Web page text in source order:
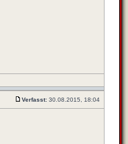
Verfasst: 30.08.2015, 18:04